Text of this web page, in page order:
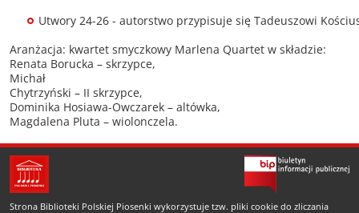
Utwory 24-26 - autorstwo przypisuje się Tadeuszowi
Aranżacja: kwartet smyczkowy Marlena Quartet w składzie:
Renata Borucka – skrzypce,
Michał
Chytrzyński – II skrzypce,
Dominika Hosiawa-Owczarek – altówka,
Magdalena Pluta – wiolonczela.
Strona Biblioteki Polskiej Piosenki wykorzystuje tzw. pliki cookie do zliczania